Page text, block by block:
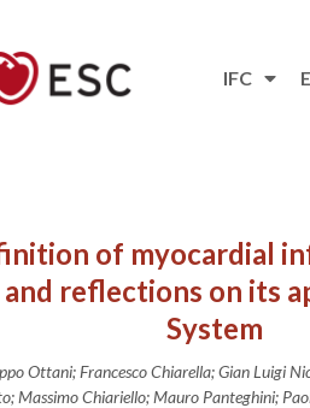
IFC
of myocardial
and reflections on its
System
Ottani; Francesco Chiarella; Gian Luigi
Massimo Chiariello; Mauro Panteghini;